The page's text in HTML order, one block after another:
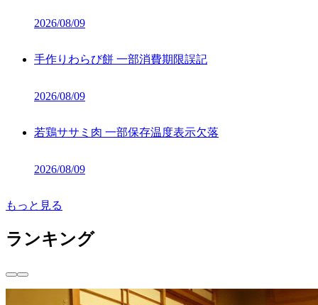
2026/08/09
手作りわらび餅 一部消費期限誤記
2026/08/09
若鶏ササミ肉 一部保存温度表示欠落
2026/08/09
もっと見る
ランキング